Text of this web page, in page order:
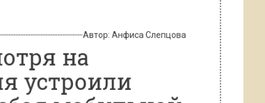
устроили
мобильной